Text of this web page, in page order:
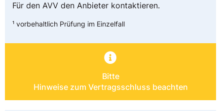
Für den AVV den Anbieter kontaktieren.
¹ vorbehaltlich Prüfung im Einzelfall
Bitte
Hinweise zum Vertragsschluss beachten